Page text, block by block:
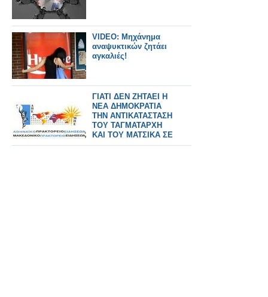
VIDEO: Μηχάνημα
αναψυκτικών ζητάει
αγκαλιές!
ΓΙΑΤΙ ΔΕΝ ΖΗΤΑΕΙ Η
ΝΕΑ ΔΗΜΟΚΡΑΤΙΑ
ΤΗΝ ΑΝΤΙΚΑΤΑΣΤΑΣΗ
ΤΟΥ ΤΑΓΜΑΤΑΡΧΗ
ΚΑΙ ΤΟΥ ΜΑΤΣΙΚΑ ΣΕ
ΕΡΤ ΚΑΙ